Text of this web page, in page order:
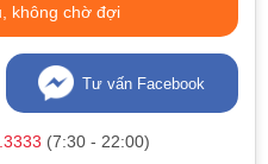
không chờ đợi
Tư vấn Facebook
(7:30 - 22:00)